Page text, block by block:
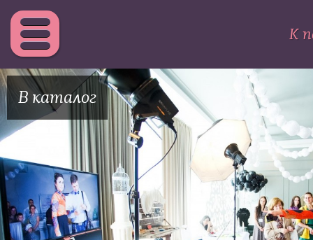
К
В каталог